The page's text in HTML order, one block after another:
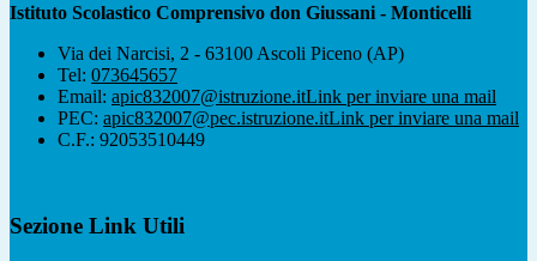
Istituto Scolastico Comprensivo don Giussani - Monticelli
Via dei Narcisi, 2 - 63100 Ascoli Piceno (AP)
Tel: 073645657
Email: apic832007@istruzione.itLink per inviare una mail
PEC: apic832007@pec.istruzione.itLink per inviare una mail
C.F.: 92053510449
Sezione Link Utili